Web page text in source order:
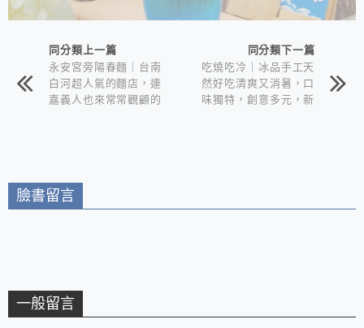
同分類上一篇
永安宮旁陽春麵｜台南
白河超人氣的麵店，連
嘉義人也來常常觀顧的
同分類下一篇
吃燒吃冷｜冰品手工天
然好吃清爽又消暑，口
味獨特，創意多元，新
臉書留言
一般留言